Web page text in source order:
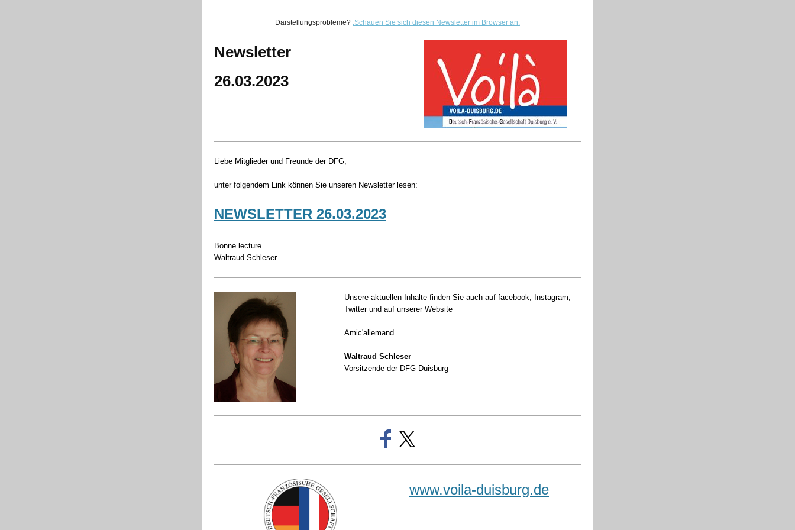
Darstellungsprobleme? .Schauen Sie sich diesen Newsletter im Browser an.
Newsletter
26.03.2023
Liebe Mitglieder und Freunde der DFG,
unter folgendem Link können Sie unseren Newsletter lesen:
NEWSLETTER 26.03.2023
Bonne lecture
Waltraud Schleser
Unsere aktuellen Inhalte finden Sie auch auf facebook, Instagram,
Twitter und auf unserer Website
Amic'allemand
Waltraud Schleser
Vorsitzende der DFG Duisburg
www.voila-duisburg.de